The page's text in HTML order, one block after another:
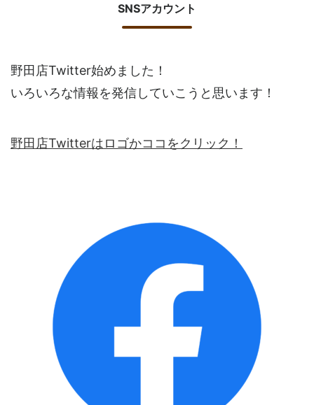
SNSアカウント
野田店Twitter始めました！
いろいろな情報を発信していこうと思います！
野田店Twitterはロゴかココをクリック！